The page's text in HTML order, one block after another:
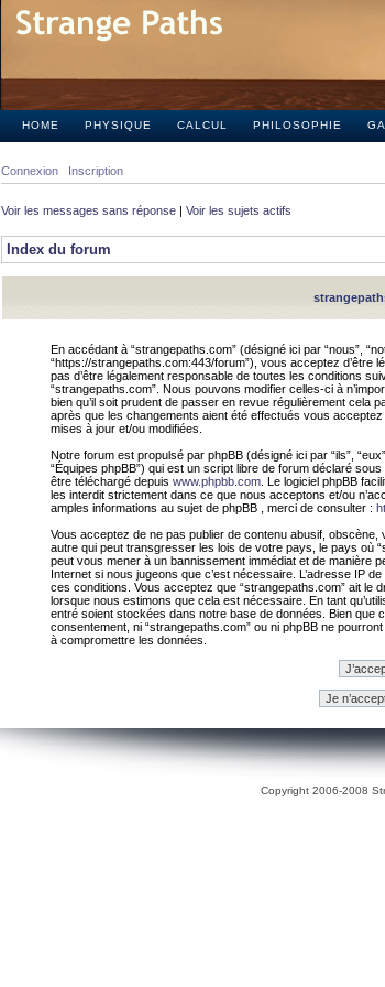
HOME PHYSIQUE CALCUL PHILOSOPHIE
Connexion Inscription
Voir les messages sans réponse | Voir les sujets actifs
Index du forum
En accédant à “strangepaths.com” (désigné ici par “nous”,
“https://strangepaths.com:443/forum”), vous acceptez d’être
pas d’être légalement responsable de toutes les conditions
“strangepaths.com”. Nous pouvons modifier celles-ci à
bien qu’il soit prudent de passer en revue régulièrement cela
après que les changements aient été effectués vous
mises à jour et/ou modifiées.
Notre forum est propulsé par phpBB (désigné ici par “ils”,
“Équipes phpBB”) qui est un script libre de forum déclaré sous
être téléchargé depuis www.phpbb.com . Le logiciel phpBB
les interdit strictement dans ce que nous acceptons et/ou
amples informations au sujet de phpBB , merci de consulter :
Vous acceptez de ne pas publier de contenu abusif,
autre qui peut transgresser les lois de votre pays, le pays où
peut vous mener à un bannissement immédiat et de manière
Internet si nous jugeons que c’est nécessaire. L’adresse IP
ces conditions. Vous acceptez que “strangepaths.com” ait le
lorsque nous estimons que cela est nécessaire. En tant
entré soient stockées dans notre base de données. Bien que
consentement, ni “strangepaths.com” ou ni phpBB ne
à compromettre les données.
Copyright 2006-2008